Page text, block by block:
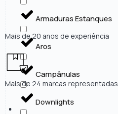
Armaduras Estanques
Aros
Campânulas
Downlights
Mais de 20 anos de experiência
Mais de 24 marcas representadas